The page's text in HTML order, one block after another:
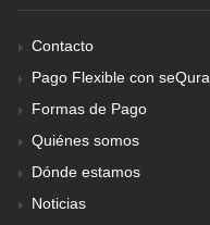
Contacto
Pago Flexible con seQura
Formas de Pago
Quiénes somos
Dónde estamos
Noticias